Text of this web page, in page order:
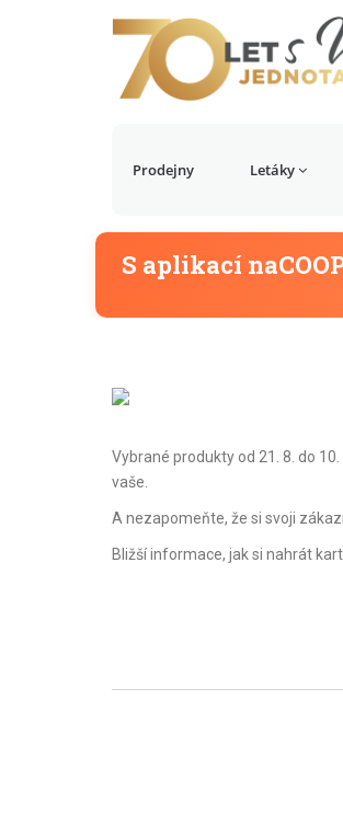
Prodejny Letáky
S aplikací
Vybrané produkty od 21. 8. do
vaše.
A nezapomeňte, že si svoji
Bližší informace, jak si nahrát